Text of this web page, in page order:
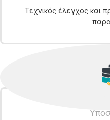
Τεχνικός έλεγχος και